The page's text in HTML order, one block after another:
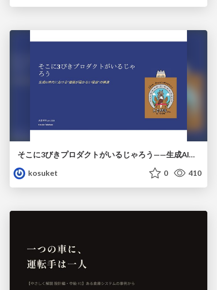
そこに3びきプロダクトがいるじゃろう——生成AI時代における“価値が届かない理由”の構造
kosuket
0 410